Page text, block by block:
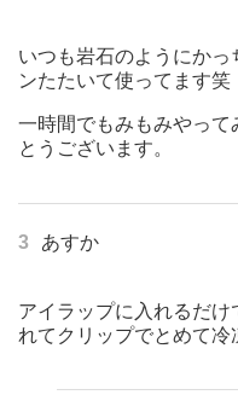
いつも岩石のようにか
ンたたいて使ってます笑
一時間でもみもみやっ
とうございます。
3 あすか
アイラップに入れるだ
れてクリップでとめて冷